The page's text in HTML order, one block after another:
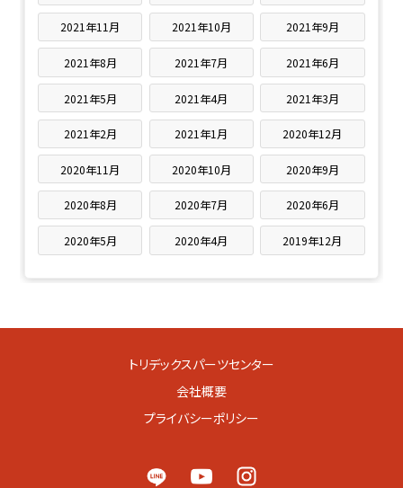
2021年11月 2021年10月 2021年9月
2021年8月 2021年7月 2021年6月
2021年5月 2021年4月 2021年3月
2021年2月 2021年1月 2020年12月
2020年11月 2020年10月 2020年9月
2020年8月 2020年7月 2020年6月
2020年5月 2020年4月 2019年12月
トリデックスパーツセンター
会社概要
プライバシーポリシー